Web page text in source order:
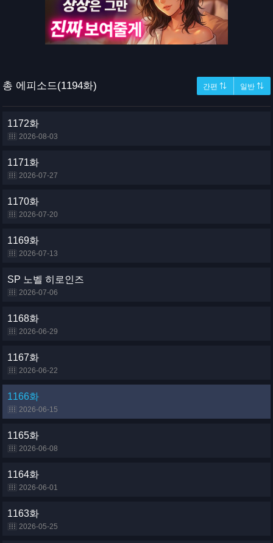
총 에피소드(1194화) 간편 ⇅ 일반 ⇅
1172화
2026-08-03
1171화
2026-07-27
1170화
2026-07-20
1169화
2026-07-13
SP 노벨 히로인즈
2026-07-06
1168화
2026-06-29
1167화
2026-06-22
1166화
2026-06-15
1165화
2026-06-08
1164화
2026-06-01
1163화
2026-05-25